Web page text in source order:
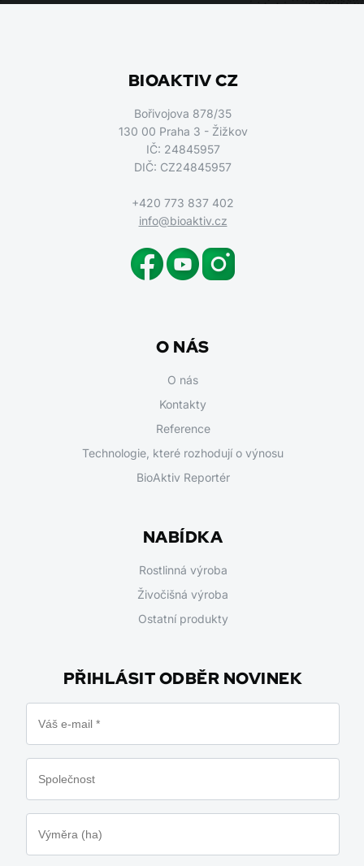
BIOAKTIV CZ
Bořivojova 878/35
130 00 Praha 3 - Žižkov
IČ: 24845957
DIČ: CZ24845957
+420 773 837 402
info@bioaktiv.cz
O NÁS
O nás
Kontakty
Reference
Technologie, které rozhodují o výnosu
BioAktiv Reportér
NABÍDKA
Rostlinná výroba
Živočišná výroba
Ostatní produkty
PŘIHLÁSIT ODBĚR NOVINEK